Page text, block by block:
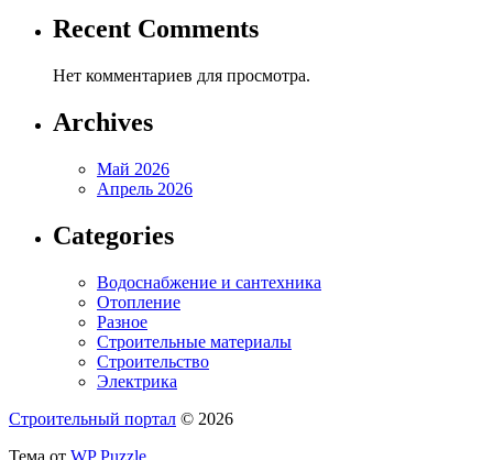
Recent Comments
Нет комментариев для просмотра.
Archives
Май 2026
Апрель 2026
Categories
Водоснабжение и сантехника
Отопление
Разное
Строительные материалы
Строительство
Электрика
Строительный портал © 2026
Тема от WP Puzzle